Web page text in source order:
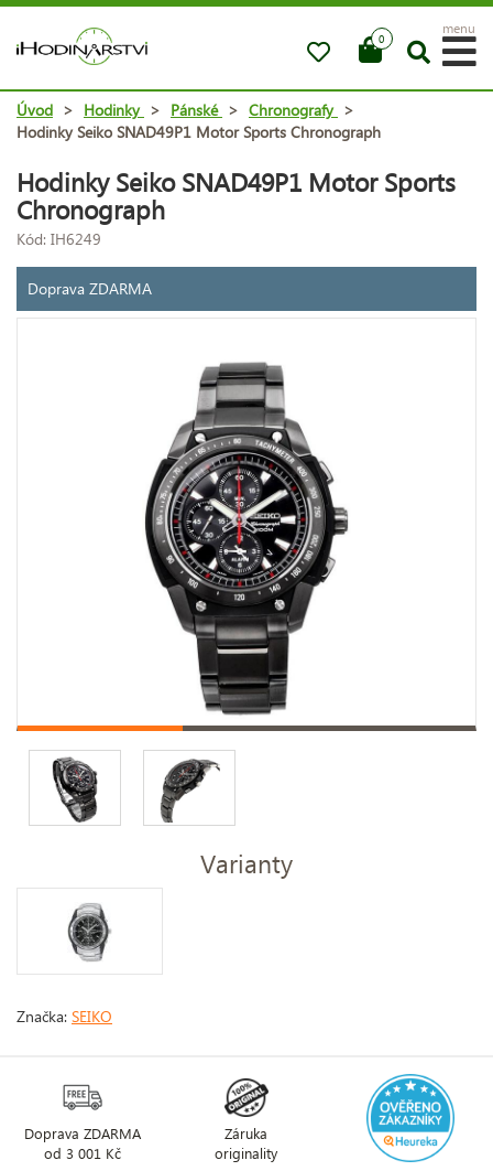
0
menu
Úvod > Hodinky > Pánské > Chronografy >
Hodinky Seiko SNAD49P1 Motor Sports Chronograph
Hodinky Seiko SNAD49P1 Motor Sports
Chronograph
Kód: IH6249
Doprava ZDARMA
Varianty
Značka: SEIKO
Doprava ZDARMA
od 3 001 Kč
Záruka
originality